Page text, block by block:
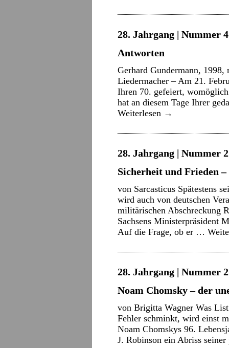
28. Jahrgang | Nummer
Antworten
Gerhard Gundermann,
Liedermacher – Am 21.
Ihren 70. gefeiert,
hat an diesem Tage Ihrer
Weiterlesen →
28. Jahrgang | Nummer
Sicherheit und Frieden
von Sarcasticus Spätestens
wird auch von deutschen
militärischen Abschreckung
Sachsens Ministerpräsident
Auf die Frage, ob er …
28. Jahrgang | Nummer
Noam Chomsky – der
von Brigitta Wagner Was
Fehler schminkt, wird einst
Noam Chomskys 96.
J. Robinson ein Abriss